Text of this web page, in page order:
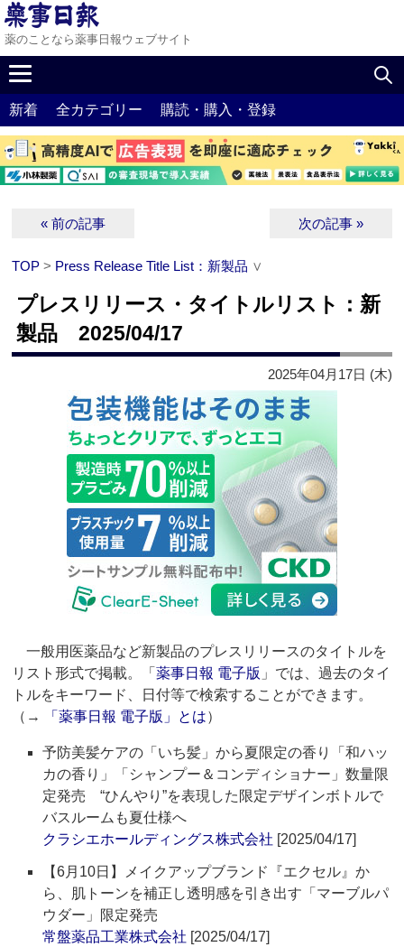
薬のことなら薬事日報ウェブサイト
新着 全カテゴリー 購読・購入・登録
« 前の記事 次の記事 »
TOP > Press Release Title List：新製品 ∨
プレスリリース・タイトルリスト：新
製品 2025/04/17
2025年04月17日 (木)
一般用医薬品など新製品のプレスリリースのタイトルを
リスト形式で掲載。「薬事日報 電子版 」では、過去のタイ
トルをキーワード、日付等で検索することができます。
（→
「薬事日報 電子版」とは）
予防美髪ケアの「いち髪」から夏限定の香り「和ハッ
カの香り」「シャンプー＆コンディショナー」数量限
定発売 “ひんやり”を表現した限定デザインボトルで
バスルームも夏仕様へ
クラシエホールディングス株式会社 [2025/04/17]
【6月10日】メイクアップブランド『エクセル』か
ら、肌トーンを補正し透明感を引き出す「マーブルパ
ウダー」限定発売
常盤薬品工業株式会社 [2025/04/17]